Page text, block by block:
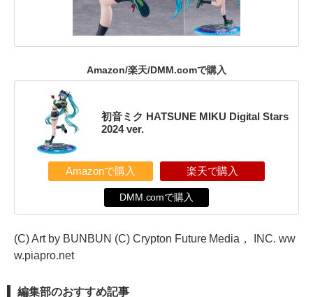
Amazon/楽天/DMM.comで購入
初音ミク HATSUNE MIKU Digital Stars
2024 ver.
Amazonで購入 楽天で購入
DMM.comで購入
(C) Art by BUNBUN (C) Crypton Future Media， INC. ww
w.piapro.net
編集部のおすすめ記事